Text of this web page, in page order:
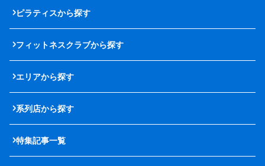
ピラティスから探す
フィットネスクラブから探す
エリアから探す
系列店から探す
特集記事一覧